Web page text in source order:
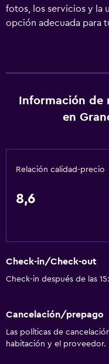
fotos, los servicios y la
opción adecuada para
Información de
en
Relación calidad-precio
8,6
Check-in/Check-out
Check-in después de las
Cancelación/prepago
Las políticas de
habitación y el proveedor.